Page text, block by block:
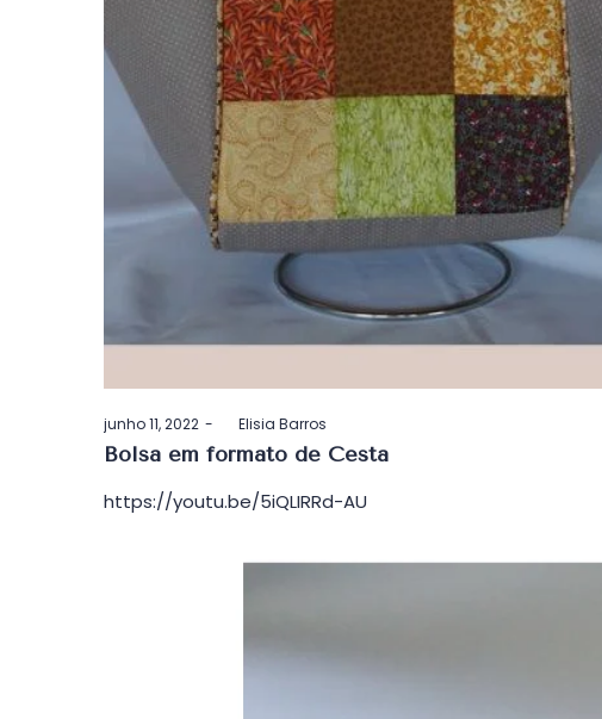
Postado
em
junho 11, 2022 byElisia Barros
Bolsa em formato de Cesta
https://youtu.be/5iQLIRRd-AU